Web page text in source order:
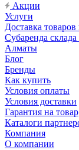
Акции
Услуги
Доставка
Субаренда
Алматы
Блог
Бренды
Как купить
Условия оплаты
Условия доставки
Гарантия на товар
Каталоги
Компания
О компании